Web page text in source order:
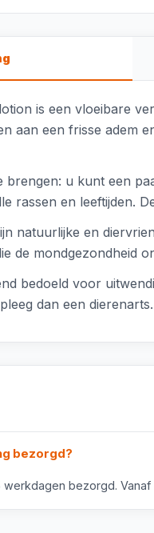
is een vloeibare
aan een frisse adem
brengen: u kunt een
rassen en leeftijden.
natuurlijke en
de mondgezondheid
bedoeld voor
dan een dierenarts.
bezorgd?
bezorgd.